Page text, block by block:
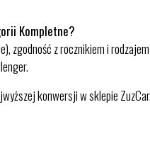
Kompletne?
zgodność z rocznikiem i
konwersji w sklepie